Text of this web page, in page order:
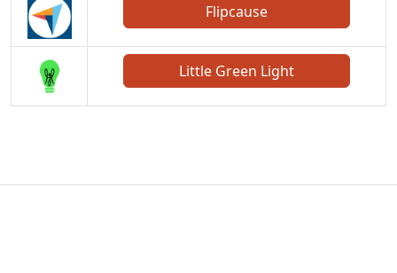
Flipcause
Little Green Light